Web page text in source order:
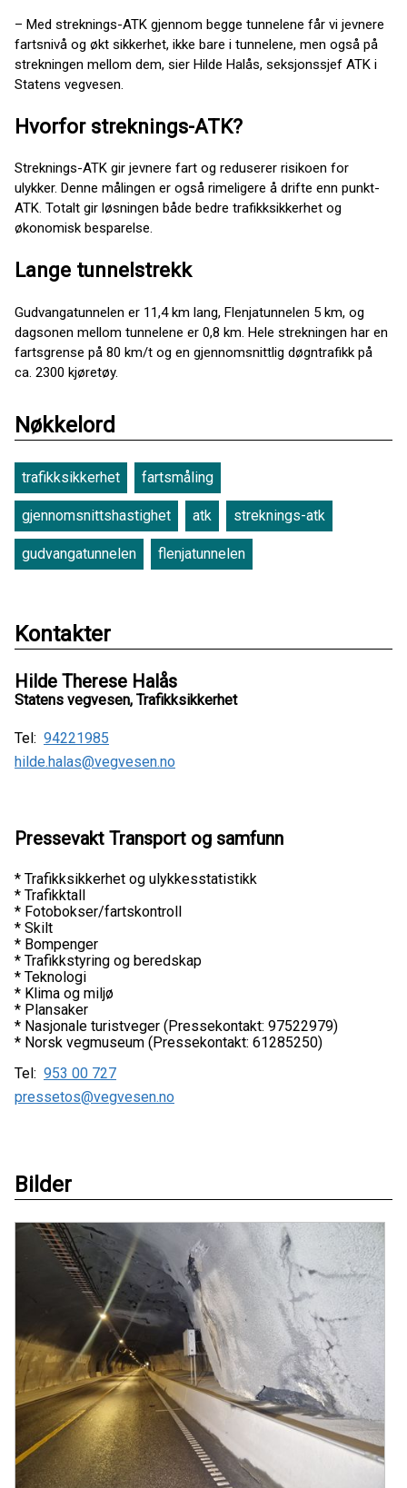
– Med streknings-ATK gjennom begge tunnelene får vi jevnere
fartsnivå og økt sikkerhet, ikke bare i tunnelene, men også på
strekningen mellom dem, sier Hilde Halås, seksjonssjef ATK i
Statens vegvesen.
Hvorfor streknings-ATK?
Streknings-ATK gir jevnere fart og reduserer risikoen for
ulykker. Denne målingen er også rimeligere å drifte enn punkt-
ATK. Totalt gir løsningen både bedre trafikksikkerhet og
økonomisk besparelse.
Lange tunnelstrekk
Gudvangatunnelen er 11,4 km lang, Flenjatunnelen 5 km, og
dagsonen mellom tunnelene er 0,8 km. Hele strekningen har en
fartsgrense på 80 km/t og en gjennomsnittlig døgntrafikk på
ca. 2300 kjøretøy.
Nøkkelord
trafikksikkerhet fartsmåling
gjennomsnittshastighet atk streknings-atk
gudvangatunnelen flenjatunnelen
Kontakter
Hilde Therese Halås
Statens vegvesen, Trafikksikkerhet
Tel: 94221985
hilde.halas@vegvesen.no
Pressevakt Transport og samfunn
* Trafikksikkerhet og ulykkesstatistikk
* Trafikktall
* Fotobokser/fartskontroll
* Skilt
* Bompenger
* Trafikkstyring og beredskap
* Teknologi
* Klima og miljø
* Plansaker
* Nasjonale turistveger (Pressekontakt: 97522979)
* Norsk vegmuseum (Pressekontakt: 61285250)
Tel: 953 00 727
pressetos@vegvesen.no
Bilder